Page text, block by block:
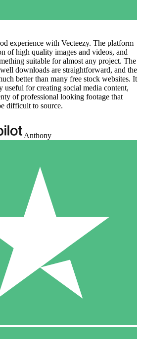
experience with Vecteezy. The platform
of high quality images and videos, and
suitable for almost any project. The
downloads are straightforward, and the
better than many free stock websites. It
useful for creating social media content,
of professional looking footage that
difficult to source.
Anthony